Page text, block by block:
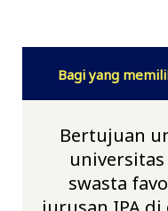
Bagi yang
Bertujuan
swasta